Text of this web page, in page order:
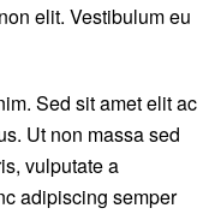
elit. Vestibulum eu
Sed sit amet elit ac
Ut non massa sed
vulputate a
adipiscing semper